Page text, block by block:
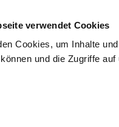
verwendet Cookies
Cookies, um Inhalte
und die Zugriffe